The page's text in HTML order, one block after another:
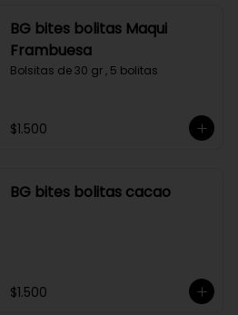
BG bites bolitas Maqui
Frambuesa
Bolsitas de 30 gr , 5 bolitas
$1.500
BG bites bolitas cacao
$1.500